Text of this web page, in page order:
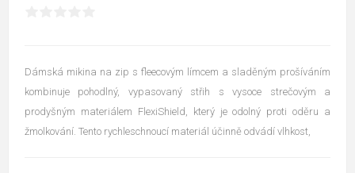
Dámská mikina na zip s fleecovým límcem a sladěným prošíváním
kombinuje pohodlný, vypasovaný střih s vysoce strečovým a
prodyšným materiálem FlexiShield, který je odolný proti oděru a
žmolkování. Tento rychleschnoucí materiál účinně odvádí vlhkost,